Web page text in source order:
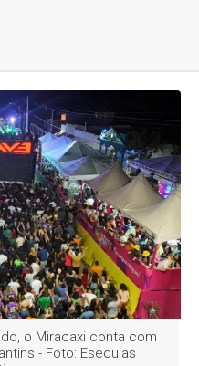
o Miracaxi conta com
- Foto: Esequias